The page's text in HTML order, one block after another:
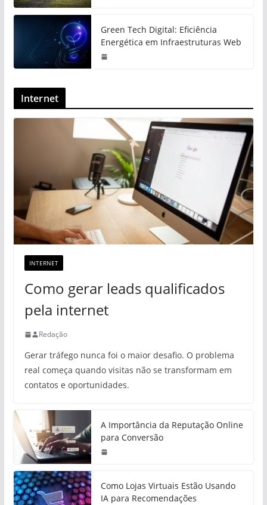
Green Tech Digital: Eficiência
Energética em Infraestruturas Web
Internet
INTERNET
Como gerar leads qualificados
pela internet
Redação
Gerar tráfego nunca foi o maior desafio. O problema
real começa quando visitas não se transformam em
contatos e oportunidades.
A Importância da Reputação Online
para Conversão
Como Lojas Virtuais Estão Usando
IA para Recomendações